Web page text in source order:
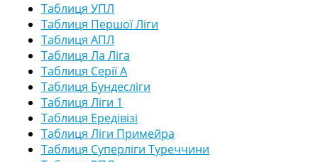
Таблиця УПЛ
Таблиця Першої Ліги
Таблиця АПЛ
Таблиця Ла Ліга
Таблиця Серії А
Таблиця Бундесліги
Таблиця Ліги 1
Таблиця Ередівізі
Таблиця Ліги Примейра
Таблиця Суперліги Туреччини